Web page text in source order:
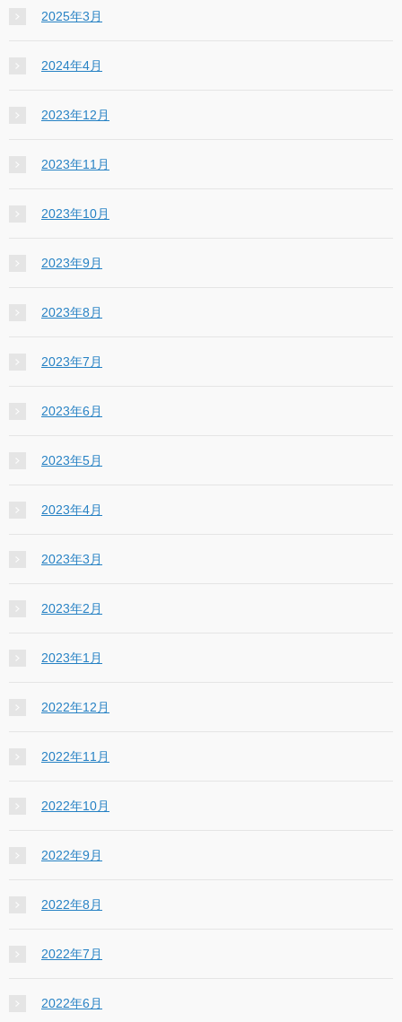
2025年3月
2024年4月
2023年12月
2023年11月
2023年10月
2023年9月
2023年8月
2023年7月
2023年6月
2023年5月
2023年4月
2023年3月
2023年2月
2023年1月
2022年12月
2022年11月
2022年10月
2022年9月
2022年8月
2022年7月
2022年6月